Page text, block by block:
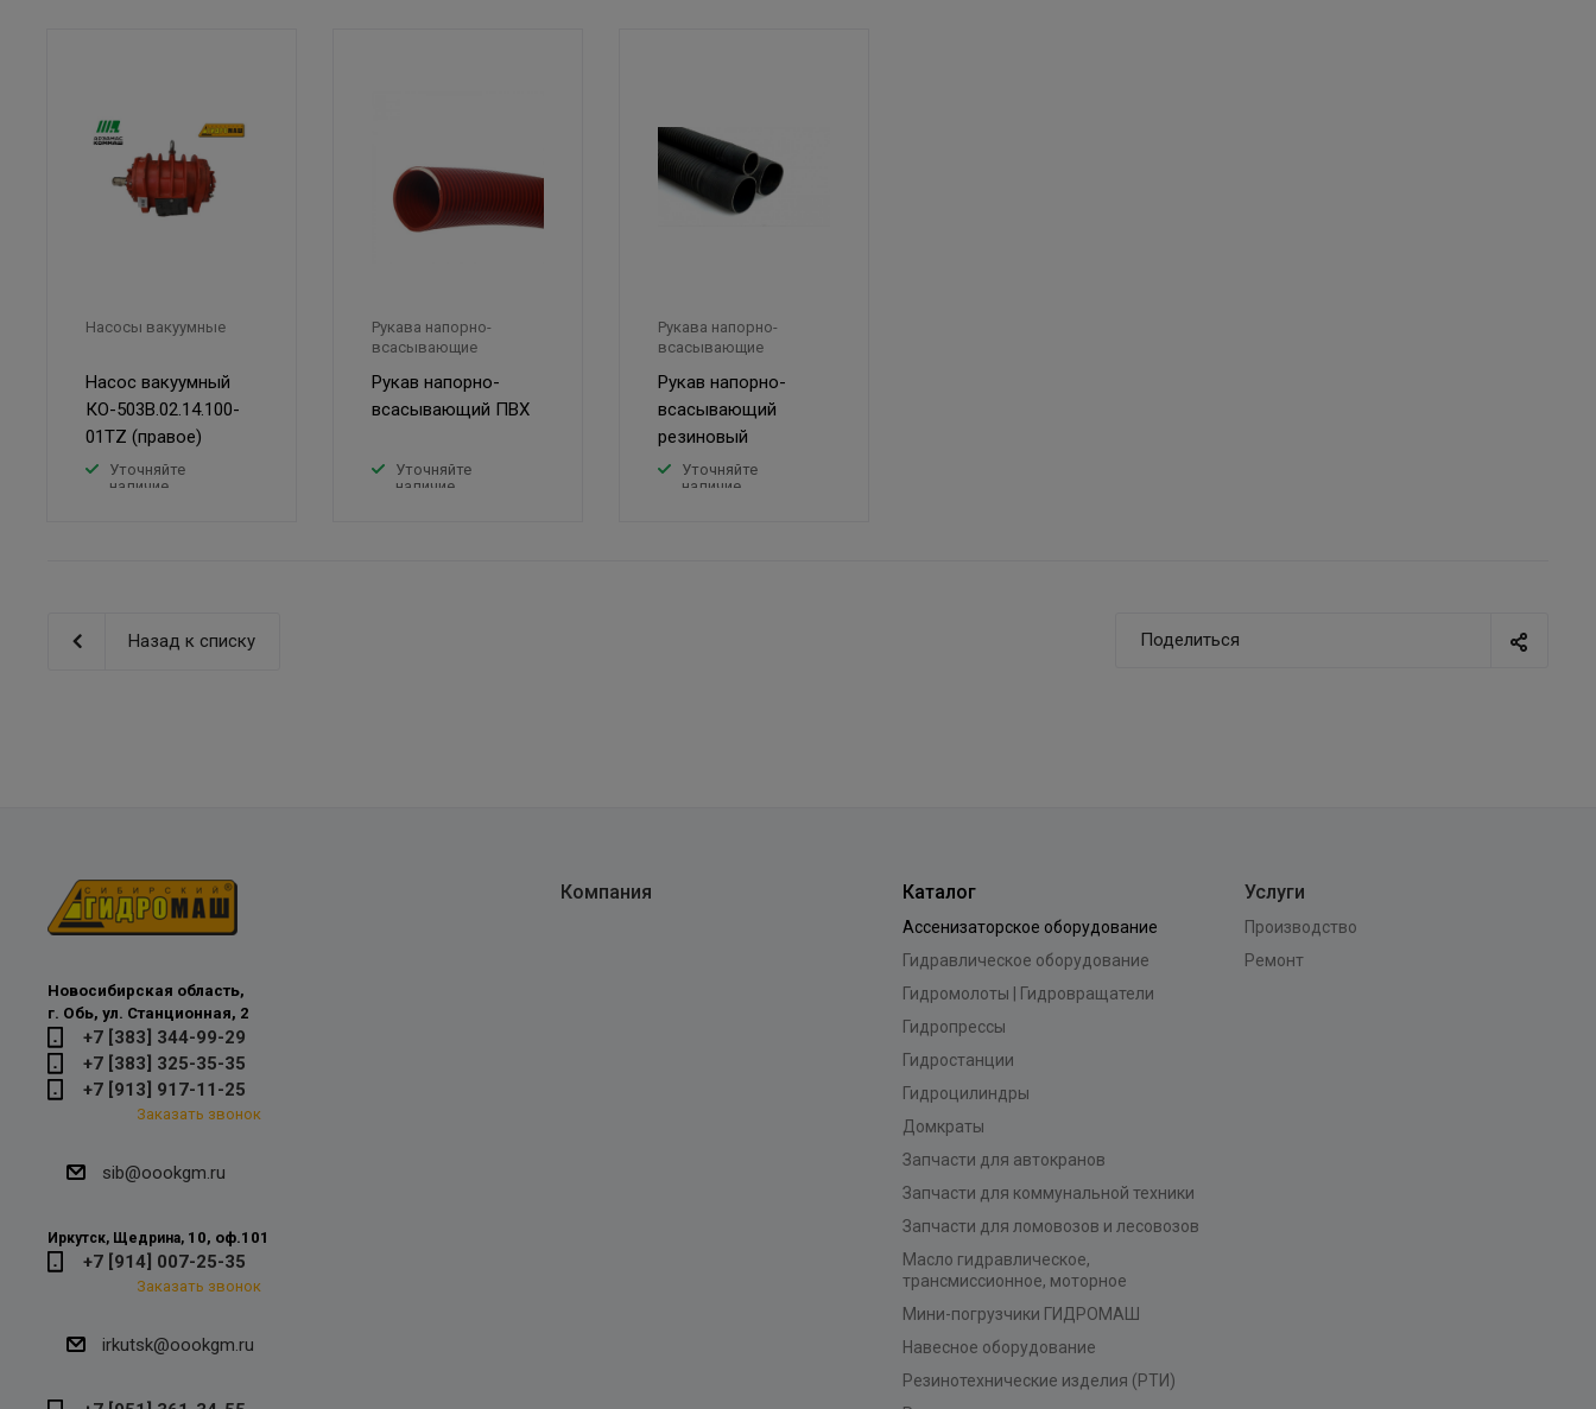
Насосы вакуумные
Насос вакуумный
КО-503В.02.14.100-
01TZ (правое)
Уточняйте
наличие
Рукава напорно-
всасывающие
Рукав напорно-
всасывающий ПВХ
Уточняйте
наличие
Рукава напорно-
всасывающие
Рукав напорно-
всасывающий
резиновый
Уточняйте
наличие
Поделиться
Назад к списку
Новосибирская область,
г. Обь, ул. Станционная, 2
+7 [383] 344-99-29
+7 [383] 325-35-35
+7 [913] 917-11-25
Заказать звонок
sib@oookgm.ru
Иркутск, Щедрина, 10, оф.101
+7 [914] 007-25-35
Заказать звонок
irkutsk@oookgm.ru
Компания Каталог
Ассенизаторское оборудование
Гидравлическое оборудование
Гидромолоты | Гидровращатели
Гидропрессы
Гидростанции
Гидроцилиндры
Домкраты
Запчасти для автокранов
Запчасти для коммунальной техники
Запчасти для ломовозов и лесовозов
Масло гидравлическое,
трансмиссионное, моторное
Мини-погрузчики ГИДРОМАШ
Навесное оборудование
Резинотехнические изделия (РТИ)
Услуги
Производство
Ремонт